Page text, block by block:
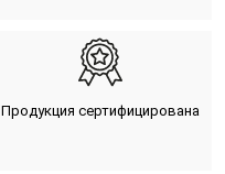
Продукция сертифицирована